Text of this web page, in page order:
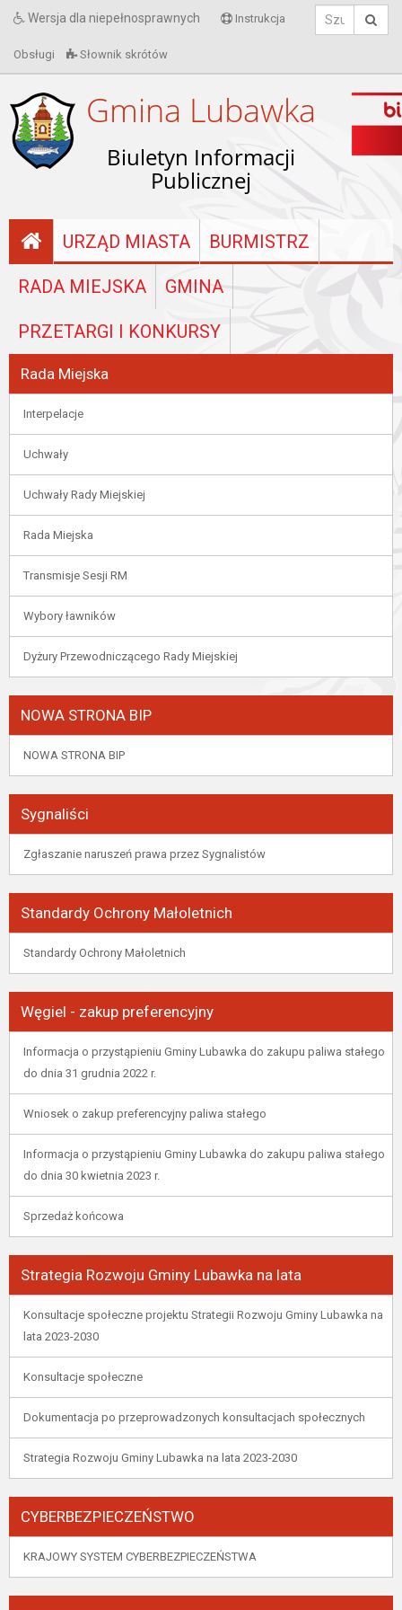
Wersja dla niepełnosprawnych Instrukcja
Obsługi Słownik skrótów
Gmina Lubawka
Biuletyn Informacji
Publicznej
URZĄD MIASTA BURMISTRZ
RADA MIEJSKA GMINA
PRZETARGI I KONKURSY
Rada Miejska
Interpelacje
Uchwały
Uchwały Rady Miejskiej
Rada Miejska
Transmisje Sesji RM
Wybory ławników
Dyżury Przewodniczącego Rady Miejskiej
NOWA STRONA BIP
NOWA STRONA BIP
Sygnaliści
Zgłaszanie naruszeń prawa przez Sygnalistów
Standardy Ochrony Małoletnich
Standardy Ochrony Małoletnich
Węgiel - zakup preferencyjny
Informacja o przystąpieniu Gminy Lubawka do zakupu paliwa stałego
do dnia 31 grudnia 2022 r.
Wniosek o zakup preferencyjny paliwa stałego
Informacja o przystąpieniu Gminy Lubawka do zakupu paliwa stałego
do dnia 30 kwietnia 2023 r.
Sprzedaż końcowa
Strategia Rozwoju Gminy Lubawka na lata
Konsultacje społeczne projektu Strategii Rozwoju Gminy Lubawka na
lata 2023-2030
Konsultacje społeczne
Dokumentacja po przeprowadzonych konsultacjach społecznych
Strategia Rozwoju Gminy Lubawka na lata 2023-2030
CYBERBEZPIECZEŃSTWO
KRAJOWY SYSTEM CYBERBEZPIECZEŃSTWA